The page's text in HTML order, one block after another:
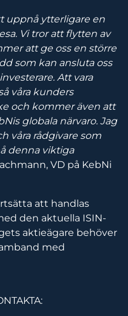
uppnå ytterligare en
Vi tror att flytten av
att ge oss en större
som kan ansluta oss
Att vara
våra kunders
och kommer även att
globala närvaro. Jag
våra rådgivare som
denna viktiga
VD på KebNi
att handlas
den aktuella ISIN-
aktieägare behöver
med